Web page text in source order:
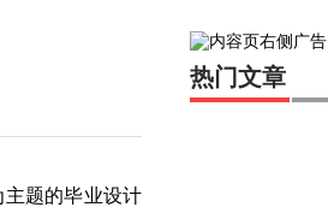
题的毕业设计
热门文章